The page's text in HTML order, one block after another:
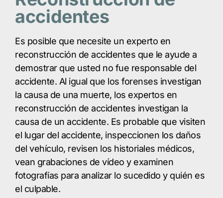
accidentes
Es posible que necesite un experto en
reconstrucción de accidentes que le ayude a
demostrar que usted no fue responsable del
accidente. Al igual que los forenses investigan
la causa de una muerte, los expertos en
reconstrucción de accidentes investigan la
causa de un accidente. Es probable que visiten
el lugar del accidente, inspeccionen los daños
del vehículo, revisen los historiales médicos,
vean grabaciones de vídeo y examinen
fotografías para analizar lo sucedido y quién es
el culpable.